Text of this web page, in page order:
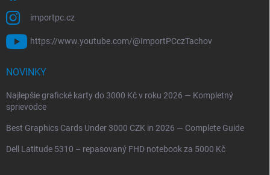
importpc.cz
https://www.youtube.com/@ImportPCczTachov
NOVINKY
Najlepšie grafické karty do 3000 Kč v roku 2026 — Kompletný
sprievodce
Best Graphics Cards Under 3000 CZK in 2026 — Complete Guide
Dell Latitude 5310 – repasovaný FHD notebook za 5000 Kč